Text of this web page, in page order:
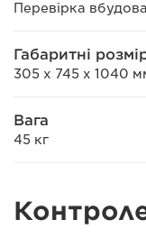
Перевірка
Габаритні
305 x 745 x 1040
Вага
45 кг